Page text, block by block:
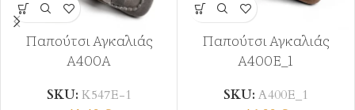
Παπούτσι Αγκαλιάς
Α400Α
SKU: K547Ε-1
Παπούτσι Αγκαλιάς
Α400Ε_1
SKU: Α400Ε_1